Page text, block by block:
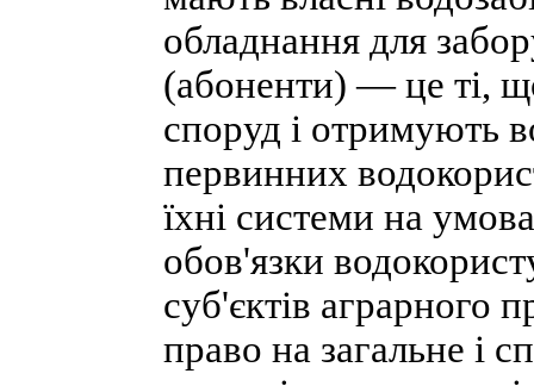
обладнання для
(абоненти) — це ті,
споруд і отримують
первинних
їхні системи на
обов'язки
суб'єктів аграрного
право на загальне і